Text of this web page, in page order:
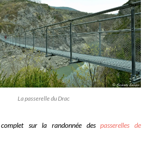
La passerelle du Drac
sur la randonnée despasserelles de